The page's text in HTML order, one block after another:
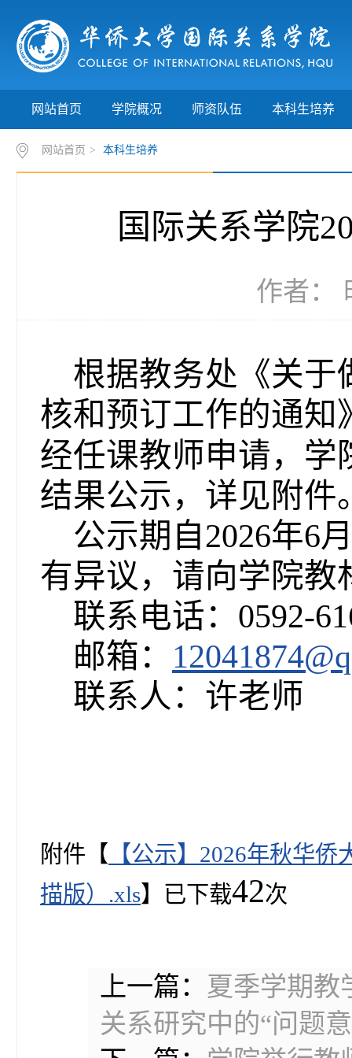
网站首页 学院概况 师资队伍 本科生培养
网站首页 > 本科生培养
国际关系学院
作者：
根据教务处《关于
核和预订工作的通知
经任课教师申请，学
结果公示，详见附件
公示期自2026年6
有异议，请向学院教
联系电话：0592-
邮箱：
联系人：许老师
附件【 【公示】2026年秋华
描版）.xls】已下载42次
上一篇： 夏季学期教
关系研究中的“问题